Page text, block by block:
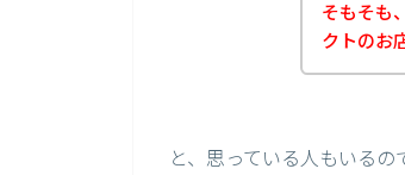
そもそも
クトのお
と、思っている人もいるの